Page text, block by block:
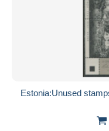
Estonia:Unused